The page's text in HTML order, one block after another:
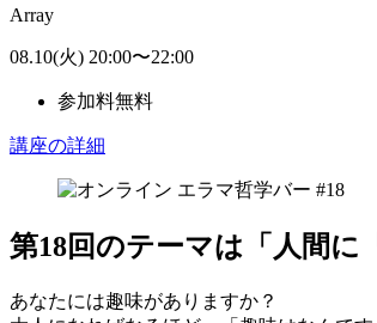
Array
08.10(火) 20:00〜22:00
参加料無料
講座の詳細
第18回のテーマは「人間に
あなたには趣味がありますか？